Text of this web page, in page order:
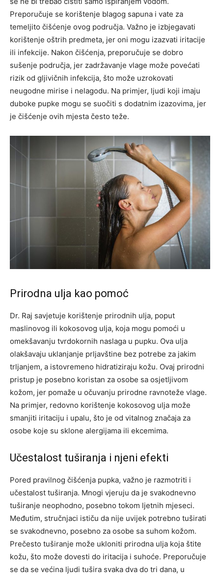
Preporučuje se korištenje blagog sapuna i vate za
temeljito čišćenje ovog područja. Važno je izbjegavati
korištenje oštrih predmeta, jer oni mogu izazvati iritacije
ili infekcije. Nakon čišćenja, preporučuje se dobro
sušenje područja, jer zadržavanje vlage može povećati
rizik od gljivičnih infekcija, što može uzrokovati
neugodne mirise i nelagodu. Na primjer, ljudi koji imaju
duboke pupke mogu se suočiti s dodatnim izazovima, jer
je čišćenje ovih mjesta često teže.
Prirodna ulja kao pomoć
Dr. Raj savjetuje korištenje prirodnih ulja, poput
maslinovog ili kokosovog ulja, koja mogu pomoći u
omekšavanju tvrdokornih naslaga u pupku. Ova ulja
olakšavaju uklanjanje prljavštine bez potrebe za jakim
trljanjem, a istovremeno hidratiziraju kožu. Ovaj prirodni
pristup je posebno koristan za osobe sa osjetljivom
kožom, jer pomaže u očuvanju prirodne ravnoteže vlage.
Na primjer, redovno korištenje kokosovog ulja može
smanjiti iritaciju i upalu, što je od vitalnog značaja za
osobe koje su sklone alergijama ili ekcemima.
Učestalost tuširanja i njeni efekti
Pored pravilnog čišćenja pupka, važno je razmotriti i
učestalost tuširanja. Mnogi vjeruju da je svakodnevno
tuširanje neophodno, posebno tokom ljetnih mjeseci.
Međutim, stručnjaci ističu da nije uvijek potrebno tuširati
se svakodnevno, posebno za osobe sa suhom kožom.
Prečesto tuširanje može ukloniti prirodna ulja koja štite
kožu, što može dovesti do iritacija i suhoće. Preporučuje
se da se većina ljudi tušira svaka dva do tri dana, u